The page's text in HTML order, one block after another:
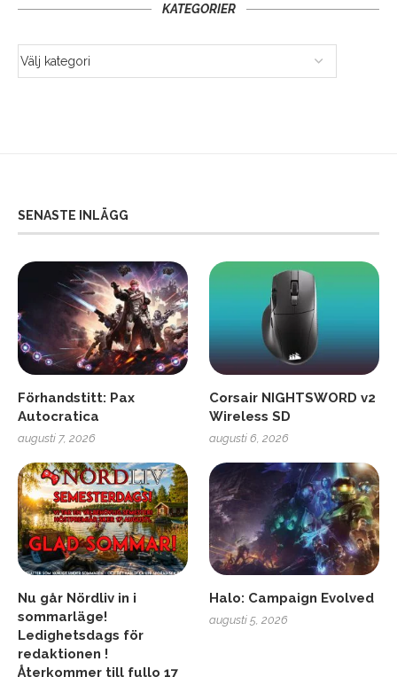
KATEGORIER
SENASTE INLÄGG
Förhandstitt: Pax
Autocratica
augusti 7, 2026
Corsair NIGHTSWORD v2
Wireless SD
augusti 6, 2026
Nu går Nördliv in i
sommarläge!
Ledighetsdags för
redaktionen !
Återkommer till fullo 17
Halo: Campaign Evolved
augusti 5, 2026